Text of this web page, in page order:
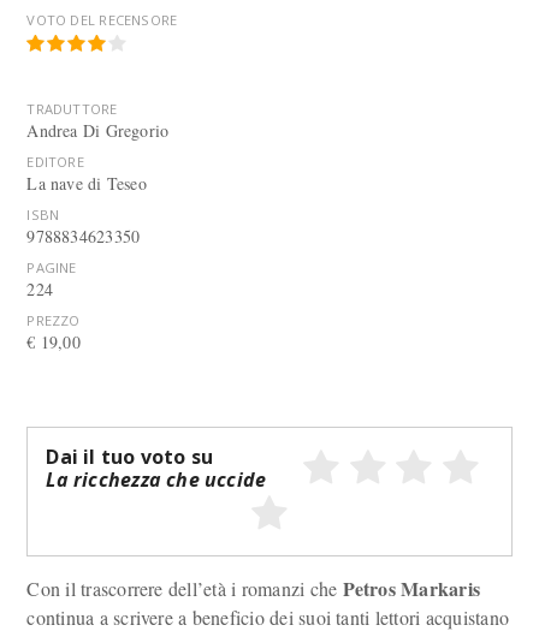
VOTO DEL RECENSORE
TRADUTTORE
Andrea Di Gregorio
EDITORE
La nave di Teseo
ISBN
9788834623350
PAGINE
224
PREZZO
€ 19,00
Dai il tuo voto su
La ricchezza che uccide
Con il trascorrere dell’età i romanzi che Petros Markaris
continua a scrivere a beneficio dei suoi tanti lettori acquistano